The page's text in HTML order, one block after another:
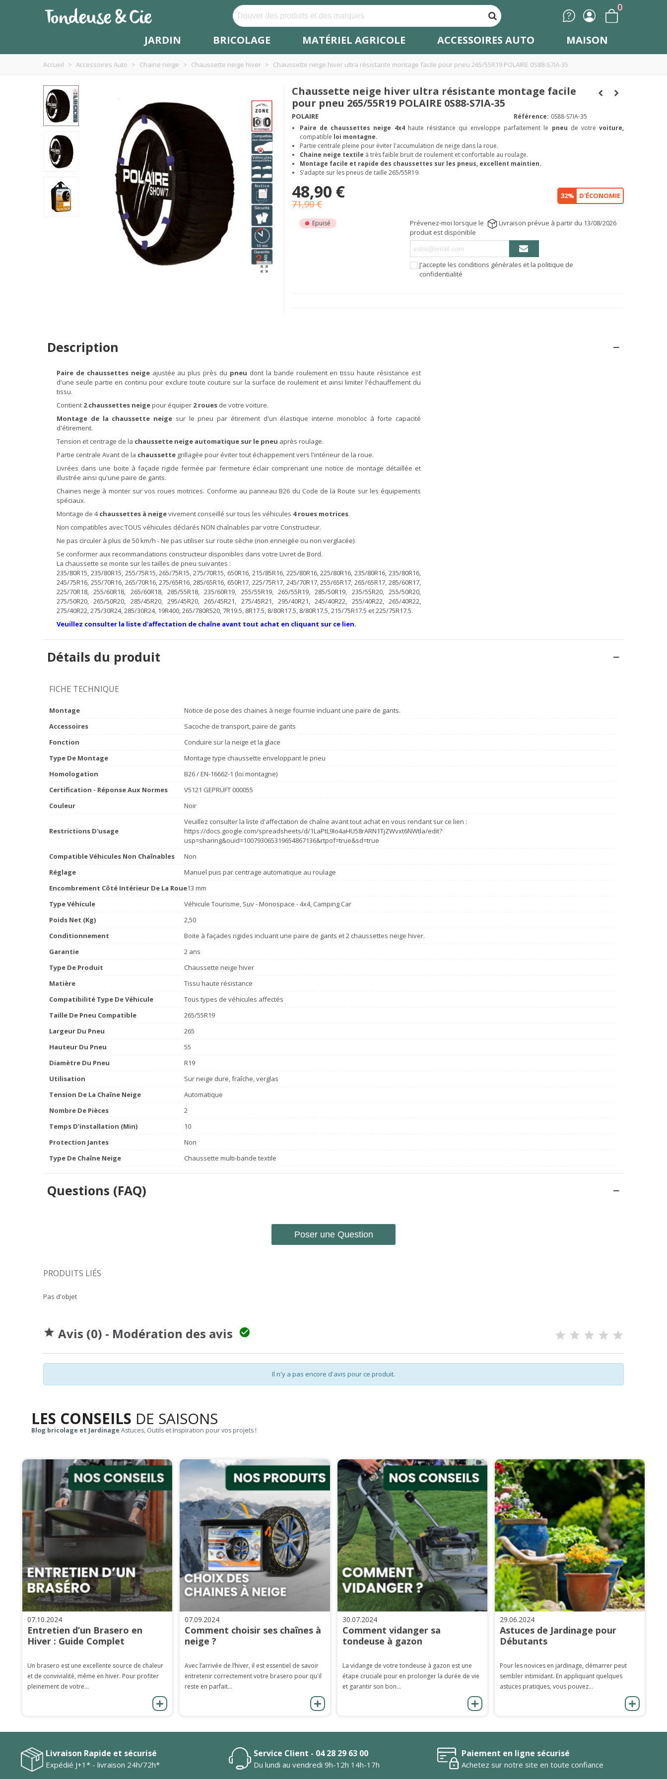
0
JARDIN BRICOLAGE MATÉRIEL AGRICOLE ACCESSOIRES AUTO MAISON
Accueil > Accessoires Auto > Chaine neige > Chaussette neige hiver > Chaussette neige hiver ultra résistante montage facile pour pneu 265/55R19 POLAIRE 0S88-S7IA-35
Chaussette neige hiver ultra résistante montage facile
pour pneu 265/55R19 POLAIRE 0S88-S7IA-35
POLAIRE Référence: 0S88-S7IA-35
Paire de chaussettes neige 4x4haute résistance qui enveloppe parfaitement le pneu de votrevoiture,
compatible loi montagne.
Partie centrale pleine pour éviter l'accumulation de neige dans la roue.
Chaine neige textile à très faible bruit de roulement et confortable au roulage.
Montage facile et rapide des chaussettes sur les pneus, excellent maintien.
S'adapte sur les pneus de taille 265/55R19.
48,90 €
71,90 €
32% D'ÉCONOMIE
Epuisé Livraison prévue à partir du 13/08/2026
Prévenez-moi lorsque le
produit est disponible
J'accepte les conditions générales et la politique de
confidentialité
Description
Paire de chaussettes neige ajustée au plus près du pneu dont la bande roulement en tissu haute résistance est
d'une seule partie en continu pour exclure toute couture sur la surface de roulement et ainsi limiter l'échauffement du
tissu.
Contient 2 chaussettes neigepour équiper 2 roues de votre voiture.
Montage de la chaussette neige sur le pneu par étirement d'un élastique interne monobloc à forte capacité
d'étirement.
Tension et centrage de la chaussette neige automatique sur le pneu après roulage.
Partie centrale Avant de la chaussette grillagée pour éviter tout échappement vers l'intérieur de la roue.
Livrées dans une boite à façade rigide fermée par fermeture éclair comprenant une notice de montage détaillée et
illustrée ainsi qu'une paire de gants.
Chaines neige à monter sur vos roues motrices. Conforme au panneau B26 du Code de la Route sur les équipements
spéciaux.
Montage de 4chaussettes à neigevivement conseillé sur tous les véhicules 4 roues motrices.
Non compatibles avec TOUS véhicules déclarés NON chaînables par votre Constructeur.
Ne pas circuler à plus de 50 km/h - Ne pas utiliser sur route sèche (non enneigée ou non verglacée).
Se conformer aux recommandations constructeur disponibles dans votre Livret de Bord.
La chaussette se monte sur les tailles de pneu suivantes :
235/80R15, 235/80R15, 255/75R15, 265/75R15, 275/70R15, 650R16, 215/85R16, 225/80R16, 225/80R16, 235/80R16, 235/80R16,
245/75R16, 255/70R16, 265/70R16, 275/65R16, 285/65R16, 650R17, 225/75R17, 245/70R17, 255/65R17, 265/65R17, 285/60R17,
225/70R18, 255/60R18, 265/60R18, 285/55R18, 235/60R19, 255/55R19, 265/55R19, 285/50R19, 235/55R20, 255/50R20,
275/50R20, 265/50R20, 285/45R20, 295/45R20, 265/45R21, 275/45R21, 295/40R21, 245/40R22, 255/40R22, 265/40R22,
275/40R22, 275/30R24, 285/30R24, 19R400, 265/780R520, 7R19.5, 8R17.5, 8/80R17.5, 8/80R17.5, 215/75R17.5 et 225/75R17.5.
Veuillez consulter la liste d'affectation de chaîne avant tout achat en cliquant sur ce lien.
Détails du produit
FICHE TECHNIQUE
Montage
Notice de pose des chaines à neige fournie incluant une paire de gants.
Accessoires
Sacoche de transport, paire de gants
Fonction
Conduire sur la neige et la glace
Type De Montage
Montage type chaussette enveloppant le pneu
Homologation
B26 / EN-16662-1 (loi montagne)
Certification - Réponse Aux Normes
V5121 GEPRÜFT 000055
Couleur
Noir
Restrictions D'usage
Veuillez consulter la liste d'affectation de chaîne avant tout achat en vous rendant sur ce lien :
https://docs.google.com/spreadsheets/d/1LaPtL9Io4aHU58rARN1TjZWvxt6NWtla/edit?
usp=sharing&ouid=100793065319654867136&rtpof=true&sd=true
Compatible Véhicules Non Chaînables
Non
Réglage
Manuel puis par centrage automatique au roulage
Encombrement Côté Intérieur De La Roue13 mm
Type Véhicule
Véhicule Tourisme, Suv - Monospace - 4x4, Camping Car
Poids Net (Kg)
2,50
Conditionnement
Boite à façades rigides incluant une paire de gants et 2 chaussettes neige hiver.
Garantie
2 ans
Type De Produit
Chaussette neige hiver
Matière
Tissu haute résistance
Compatibilité Type De Véhicule
Tous types de véhicules affectés
Taille De Pneu Compatible
265/55R19
Largeur Du Pneu
265
Hauteur Du Pneu
55
Diamètre Du Pneu
R19
Utilisation
Sur neige dure, fraîche, verglas
Tension De La Chaîne Neige
Automatique
Nombre De Pièces
2
Temps D'installation (min)
10
Protection Jantes
Non
Type De Chaîne Neige
Chaussette multi-bande textile
Questions (FAQ)
Poser une Question
PRODUITS LIÉS
Pas d'objet
 Avis (0) - Modération des avis 
Il n'y a pas encore d'avis pour ce produit.
LES CONSEILS DE SAISONS
Blog bricolage et Jardinage Astuces, Outils et Inspiration pour vos projets !
07.10.2024
Entretien d’un Brasero en
Hiver : Guide Complet
Un brasero est une excellente source de chaleur
et de convivialité, même en hiver. Pour profiter
pleinement de votre...
07.09.2024
Comment choisir ses chaînes à
neige ?
Avec l’arrivée de l’hiver, il est essentiel de savoir
entretenir correctement votre brasero pour qu'il
reste en parfait...
30.07.2024
Comment vidanger sa
tondeuse à gazon
La vidange de votre tondeuse à gazon est une
étape cruciale pour en prolonger la durée de vie
et garantir son bon...
29.06.2024
Astuces de Jardinage pour
Débutants
Pour les novices en jardinage, démarrer peut
sembler intimidant. En appliquant quelques
astuces pratiques, vous pouvez...
Livraison Rapide et sécurisé
Expédié J+1* - livraison 24h/72h*
Service Client - 04 28 29 63 00
Du lundi au vendredi 9h-12h 14h-17h
Paiement en ligne sécurisé
Achetez sur notre site en toute confiance